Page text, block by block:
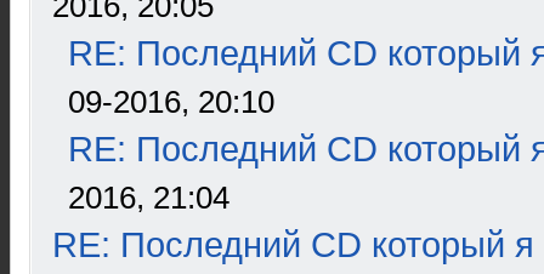
RE: Последний CD который
09-2016, 20:10
RE: Последний CD который
2016, 21:04
RE: Последний CD который я